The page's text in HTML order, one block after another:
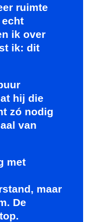
ruimte
echt
ik over
ik: dit
hij die
zó nodig
van
met
maar
De